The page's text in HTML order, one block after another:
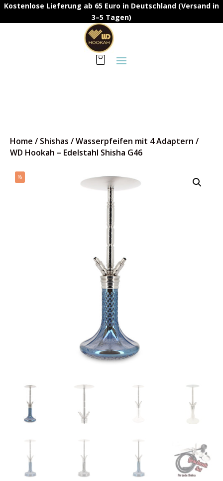
Kostenlose Lieferung ab 65 Euro in Deutschland (Versand in
3–5 Tagen)
Home / Shishas /Wasserpfeifen mit 4 Adaptern /
WD Hookah – Edelstahl Shisha G46
%